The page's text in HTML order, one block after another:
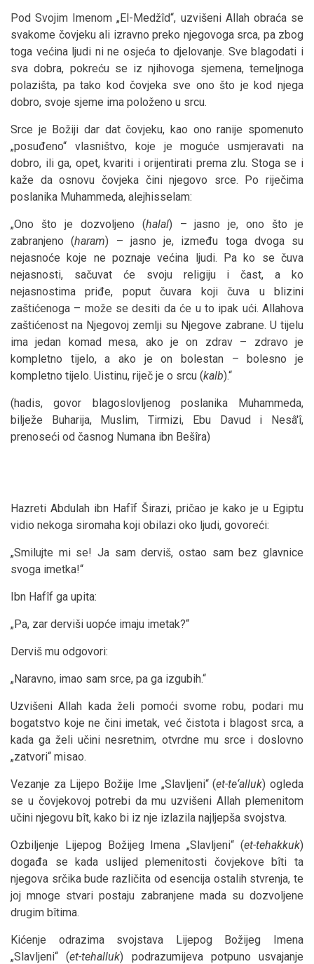
Pod Svojim Imenom „El-Medžîd“, uzvišeni Allah obraća se
svakome čovjeku ali izravno preko njegovoga srca, pa zbog
toga većina ljudi ni ne osjeća to djelovanje. Sve blagodati i
sva dobra, pokreću se iz njihovoga sjemena, temeljnoga
polazišta, pa tako kod čovjeka sve ono što je kod njega
dobro, svoje sjeme ima položeno u srcu.
Srce je Božiji dar dat čovjeku, kao ono ranije spomenuto
„posuđeno“ vlasništvo, koje je moguće usmjeravati na
dobro, ili ga, opet, kvariti i orijentirati prema zlu. Stoga se i
kaže da osnovu čovjeka čini njegovo srce. Po riječima
poslanika Muhammeda, alejhisselam:
„Ono što je dozvoljeno (halal) – jasno je, ono što je
zabranjeno (haram) – jasno je, između toga dvoga su
nejasnoće koje ne poznaje većina ljudi. Pa ko se čuva
nejasnosti, sačuvat će svoju religiju i čast, a ko
nejasnostima priđe, poput čuvara koji čuva u blizini
zaštićenoga – može se desiti da će u to ipak ući. Allahova
zaštićenost na Njegovoj zemlji su Njegove zabrane. U tijelu
ima jedan komad mesa, ako je on zdrav – zdravo je
kompletno tijelo, a ako je on bolestan – bolesno je
kompletno tijelo. Uistinu, riječ je o srcu (kalb).“
(hadis, govor blagoslovljenog poslanika Muhammeda,
bilježe Buharija, Muslim, Tirmizi, Ebu Davud i Nesâ'î,
prenoseći od časnog Numana ibn Bešîra)
Hazreti Abdulah ibn Hafîf Širazi, pričao je kako je u Egiptu
vidio nekoga siromaha koji obilazi oko ljudi, govoreći:
„Smilujte mi se! Ja sam derviš, ostao sam bez glavnice
svoga imetka!“
Ibn Hafîf ga upita:
„Pa, zar derviši uopće imaju imetak?“
Derviš mu odgovori:
„Naravno, imao sam srce, pa ga izgubih.“
Uzvišeni Allah kada želi pomoći svome robu, podari mu
bogatstvo koje ne čini imetak, već čistota i blagost srca, a
kada ga želi učini nesretnim, otvrdne mu srce i doslovno
„zatvori“ misao.
Vezanje za Lijepo Božije Ime „Slavljeni“ (et-te‘alluk) ogleda
se u čovjekovoj potrebi da mu uzvišeni Allah plemenitom
učini njegovu bît, kako bi iz nje izlazila najljepša svojstva.
Ozbiljenje Lijepog Božijeg Imena „Slavljeni“ (et-tehakkuk)
događa se kada uslijed plemenitosti čovjekove bîti ta
njegova srčika bude različita od esencija ostalih stvrenja, te
joj mnoge stvari postaju zabranjene mada su dozvoljene
drugim bîtima.
Kićenje odrazima svojstava Lijepog Božijeg Imena
„Slavljeni“ (et-tehalluk) podrazumijeva potpuno usvajanje